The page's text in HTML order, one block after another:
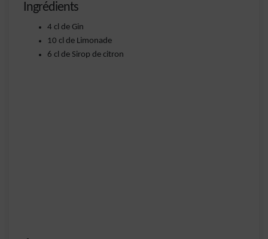
Ingrédients
4 cl de Gin
10 cl de Limonade
6 cl de Sirop de citron